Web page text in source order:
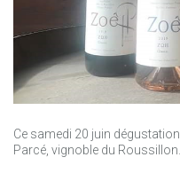
Ce samedi 20 juin
Parcé, vignoble du Roussillon.